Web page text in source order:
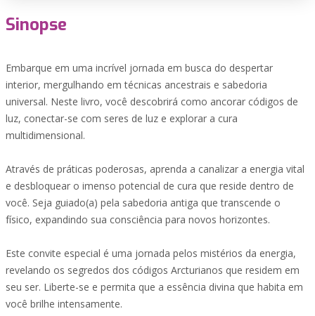
Sinopse
Embarque em uma incrível jornada em busca do despertar
interior, mergulhando em técnicas ancestrais e sabedoria
universal. Neste livro, você descobrirá como ancorar códigos de
luz, conectar-se com seres de luz e explorar a cura
multidimensional.
Através de práticas poderosas, aprenda a canalizar a energia vital
e desbloquear o imenso potencial de cura que reside dentro de
você. Seja guiado(a) pela sabedoria antiga que transcende o
físico, expandindo sua consciência para novos horizontes.
Este convite especial é uma jornada pelos mistérios da energia,
revelando os segredos dos códigos Arcturianos que residem em
seu ser. Liberte-se e permita que a essência divina que habita em
você brilhe intensamente.